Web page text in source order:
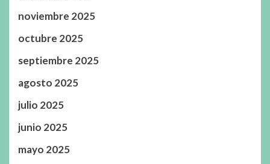
noviembre 2025
octubre 2025
septiembre 2025
agosto 2025
julio 2025
junio 2025
mayo 2025